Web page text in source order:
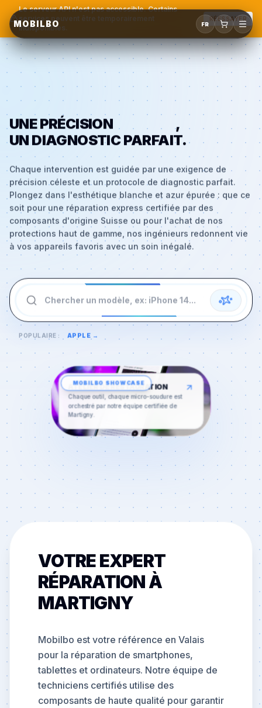
MOBILBO FR
Le serveur API n'est pas accessible. Certains
services peuvent être temporairement
indisponibles.
RÉESSAYER
UNE PRÉCISION CÉLESTE,
UN DIAGNOSTIC PARFAIT.
Chaque intervention est guidée par une exigence de
précision céleste et un protocole de diagnostic parfait.
Plongez dans l'esthétique blanche et azur épurée : que ce
soit pour une réparation express certifiée par des
composants d'origine Suisse ou pour l'achat de nos
protections haut de gamme, nos ingénieurs redonnent vie
à vos appareils favoris avec un soin inégalé.
Chercher un modèle, ex: iPhone 14...
MOBILBO SHOWCASE
ATELIER DE RESTAURATION
Chaque outil, chaque micro-soudure est
orchestré par notre équipe certifiée de
Martigny.
VOTRE EXPERT
RÉPARATION À
MARTIGNY
Mobilbo est votre référence en Valais
pour la réparation de smartphones,
tablettes et ordinateurs. Notre équipe de
techniciens certifiés utilise des
composants de haute qualité pour garantir